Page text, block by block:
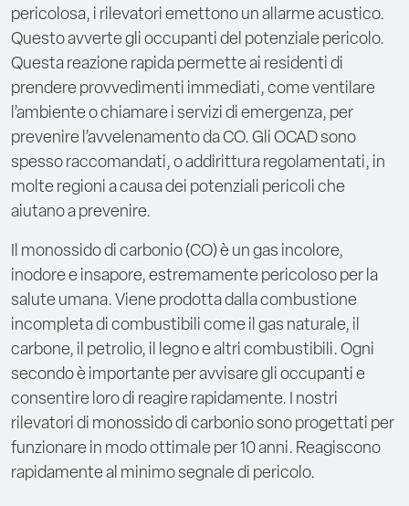
pericolosa, i rilevatori emettono un allarme acustico.
Questo avverte gli occupanti del potenziale pericolo.
Questa reazione rapida permette ai residenti di
prendere provvedimenti immediati, come ventilare
l’ambiente o chiamare i servizi di emergenza, per
prevenire l’avvelenamento da CO. Gli OCAD sono
spesso raccomandati, o addirittura regolamentati, in
molte regioni a causa dei potenziali pericoli che
aiutano a prevenire.
Il monossido di carbonio (CO) è un gas incolore,
inodore e insapore, estremamente pericoloso per la
salute umana. Viene prodotta dalla combustione
incompleta di combustibili come il gas naturale, il
carbone, il petrolio, il legno e altri combustibili. Ogni
secondo è importante per avvisare gli occupanti e
consentire loro di reagire rapidamente. I nostri
rilevatori di monossido di carbonio sono progettati per
funzionare in modo ottimale per 10 anni. Reagiscono
rapidamente al minimo segnale di pericolo.